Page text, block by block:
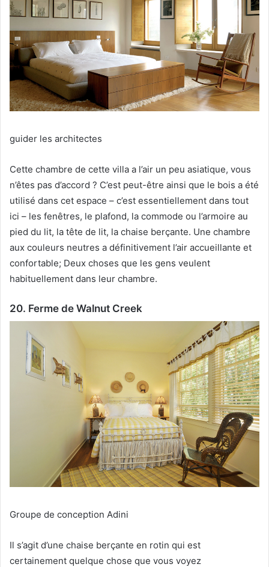
guider les architectes
Cette chambre de cette villa a l’air un peu asiatique, vous
n’êtes pas d’accord ? C’est peut-être ainsi que le bois a été
utilisé dans cet espace – c’est essentiellement dans tout
ici – les fenêtres, le plafond, la commode ou l’armoire au
pied du lit, la tête de lit, la chaise berçante. Une chambre
aux couleurs neutres a définitivement l’air accueillante et
confortable; Deux choses que les gens veulent
habituellement dans leur chambre.
20. Ferme de Walnut Creek
Groupe de conception Adini
Il s’agit d’une chaise berçante en rotin qui est
certainement quelque chose que vous voyez